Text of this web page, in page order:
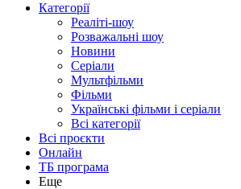
Категорії
Реаліті-шоу
Розважальні шоу
Новини
Серіали
Мультфільми
Фільми
Українські фільми і серіали
Всі категорії
Всі проєкти
Онлайн
ТБ програма
Еще